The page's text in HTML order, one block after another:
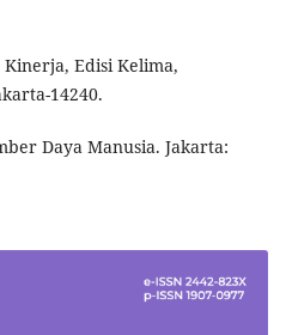
Edisi Kelima,
14240.
Daya Manusia. Jakarta: